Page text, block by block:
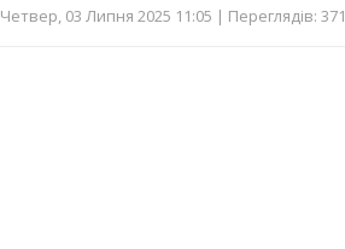
Четвер, 03 Липня 2025 11:05 | Переглядів: 371